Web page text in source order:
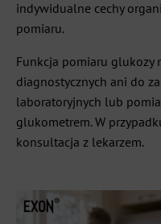
indywidualne cechy
pomiaru.
Funkcja pomiaru glukozy
diagnostycznych ani do
laboratoryjnych lub
glukometrem. W
konsultacja z lekarzem.